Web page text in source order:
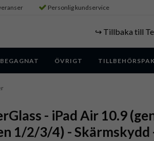
Personlig kundservice
↪️ Tillbaka till
BEGAGNAT ÖVRIGT
- iPad Air 10.9
1/2/3/4) - Skärmskydd